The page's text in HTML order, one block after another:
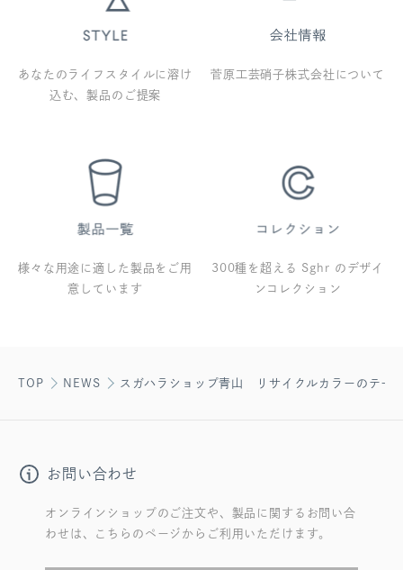
あなたのライフスタイルに溶け
込む、製品のご提案
菅原工芸硝子株式会社について
様々な用途に適した製品をご用
意しています
300種を超える Sghr のデザイ
ンコレクション
TOP NEWS スガハラショップ青山 リサイクルカラーのテー
お問い合わせ
オンラインショップのご注文や、製品に関するお問い合
わせは、こちらのページからご利用いただけます。